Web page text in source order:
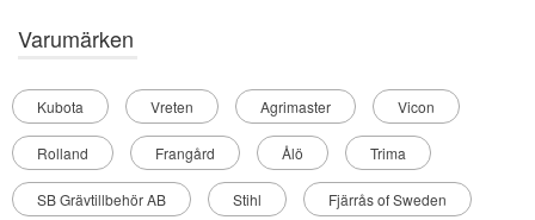
Varumärken
Kubota Vreten Agrimaster Vicon
Rolland Frangård Ålö Trima
SB Grävtillbehör AB Stihl Fjärrås of Sweden